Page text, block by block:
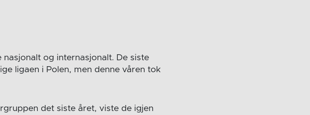
og internasjonalt. De siste
ligaen i Polen, men denne våren tok
det siste året, viste de igjen